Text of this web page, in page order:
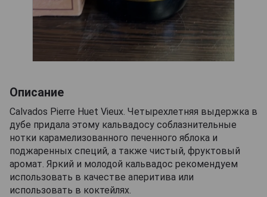
Описание
Calvados Pierre Huet Vieux. Четырехлетняя выдержка в
дубе придала этому кальвадосу соблазнительные
нотки карамелизованного печенного яблока и
поджаренных специй, а также чистый, фруктовый
аромат. Яркий и молодой кальвадос рекомендуем
использовать в качестве аперитива или
использовать в коктейлях.